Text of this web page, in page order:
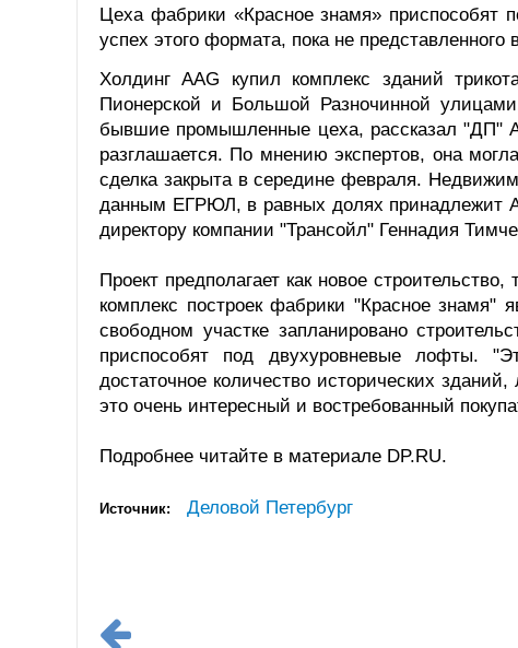
Цеха фабрики «Красное знамя»
успех этого формата, пока не представленного
Холдинг AAG купил комплекс зданий
Пионерской и Большой Разночинной
бывшие промышленные цеха, рассказал "ДП"
разглашается. По мнению экспертов, она
сделка закрыта в середине февраля.
данным ЕГРЮЛ, в равных долях принадлежит
директору компании "Трансойл" Геннадия
Проект предполагает как новое
комплекс построек фабрики "Красное знамя"
свободном участке запланировано
приспособят под двухуровневые лофты.
достаточное количество исторических
это очень интересный и востребованный
Подробнее читайте в материале DP.RU.
Источник: Деловой Петербург